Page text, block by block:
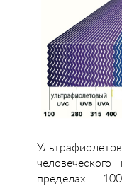
пределах